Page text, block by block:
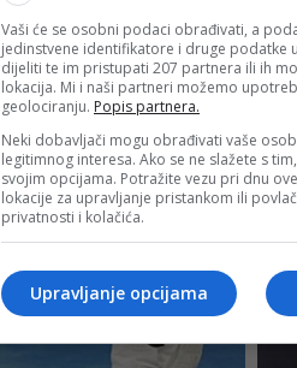
Vaši će se osobni podaci obrađivati, a
jedinstvene identifikatore i druge podatke
dijeliti te im pristupati 207 partnera ili ih
lokacija. Mi i naši partneri možemo
geolociranju. Popis partnera.
Neki dobavljači mogu obrađivati vaše
legitimnog interesa. Ako se ne slažete s
svojim opcijama. Potražite vezu pri dnu
lokacije za upravljanje pristankom ili
privatnosti i kolačića.
Upravljanje opcijama